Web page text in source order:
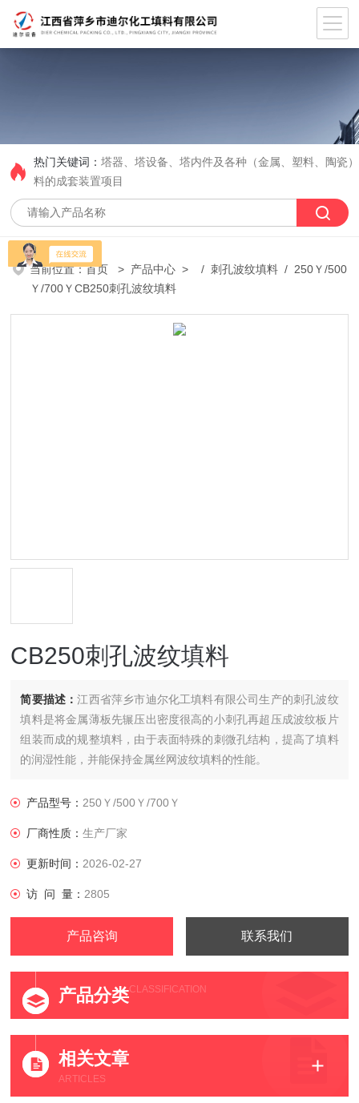
热门关键词：塔器、塔设备、塔内件及各种（金属、塑料、陶瓷
料的成套装置项目
当前位置：首页 > 产品中心 > /刺孔波纹填料 / 250Ｙ/500
Ｙ/700ＹCB250刺孔波纹填料
CB250刺孔波纹填料
简要描述：江西省萍乡市迪尔化工填料有限公司生产的刺孔波纹
填料是将金属薄板先辗压出密度很高的小刺孔再超压成波纹板片
组装而成的规整填料，由于表面特殊的刺微孔结构，提高了填料
的润湿性能，并能保持金属丝网波纹填料的性能。
产品型号： 250Ｙ/500Ｙ/700Ｙ
厂商性质：生产厂家
更新时间： 2026-02-27
访 问 量： 2805
产品咨询 联系我们
产品分类CLASSIFICATION
相关文章
ARTICLES